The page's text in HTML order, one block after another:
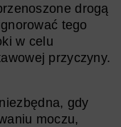
drogą
tego
w celu
przyczyny.
gdy
moczu,